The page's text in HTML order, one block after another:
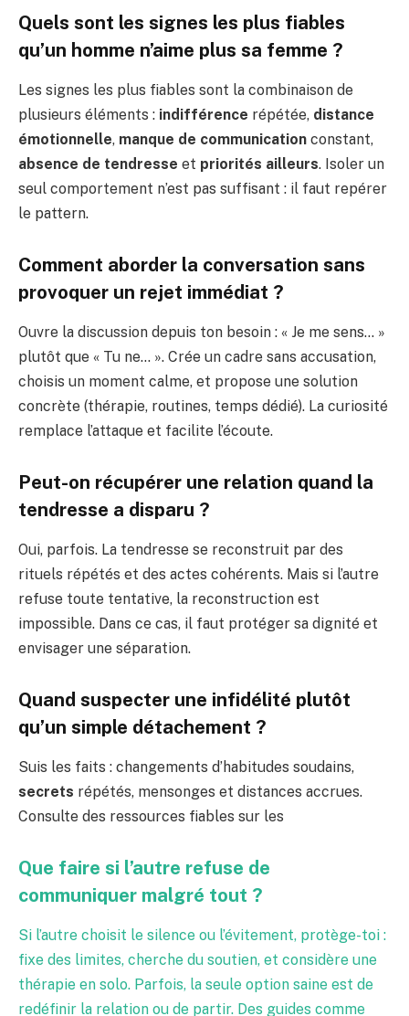
Quels sont les signes les plus fiables
qu’un homme n’aime plus sa femme ?
Les signes les plus fiables sont la combinaison de
plusieurs éléments : indifférence répétée, distance
émotionnelle, manque de communication constant,
absence de tendresse et priorités ailleurs. Isoler un
seul comportement n’est pas suffisant : il faut repérer
le pattern.
Comment aborder la conversation sans
provoquer un rejet immédiat ?
Ouvre la discussion depuis ton besoin : « Je me sens… »
plutôt que « Tu ne… ». Crée un cadre sans accusation,
choisis un moment calme, et propose une solution
concrète (thérapie, routines, temps dédié). La curiosité
remplace l’attaque et facilite l’écoute.
Peut-on récupérer une relation quand la
tendresse a disparu ?
Oui, parfois. La tendresse se reconstruit par des
rituels répétés et des actes cohérents. Mais si l’autre
refuse toute tentative, la reconstruction est
impossible. Dans ce cas, il faut protéger sa dignité et
envisager une séparation.
Quand suspecter une infidélité plutôt
qu’un simple détachement ?
Suis les faits : changements d’habitudes soudains,
secrets répétés, mensonges et distances accrues.
Consulte des ressources fiables sur les
Que faire si l’autre refuse de
communiquer malgré tout ?
Si l’autre choisit le silence ou l’évitement, protège-toi :
fixe des limites, cherche du soutien, et considère une
thérapie en solo. Parfois, la seule option saine est de
redéfinir la relation ou de partir. Des guides comme